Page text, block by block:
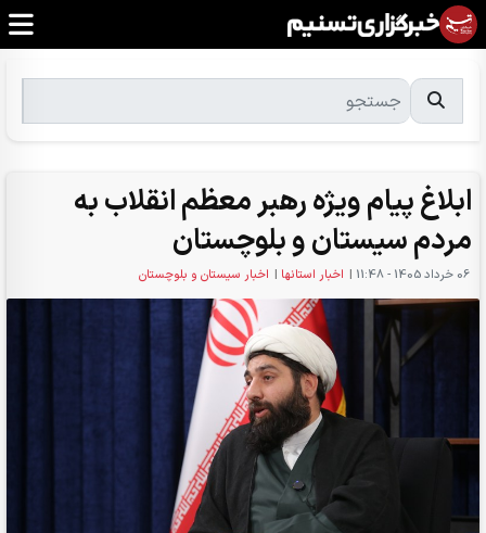
ابلاغ پیام ویژه رهبر معظم انقلاب به
مردم سیستان و بلوچستان
06 خرداد 1405 - 11:48 | اخبار استانها | اخبار سیستان و بلوچستان